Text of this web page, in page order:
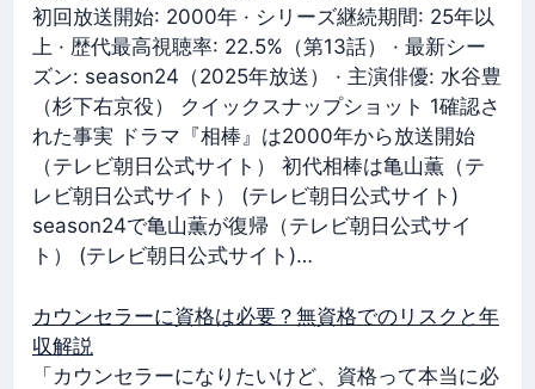
初回放送開始: 2000年 · シリーズ継続期間: 25年以
上 · 歴代最高視聴率: 22.5%（第13話） · 最新シー
ズン: season24（2025年放送） · 主演俳優: 水谷豊
（杉下右京役） クイックスナップショット 1確認さ
れた事実 ドラマ『相棒』は2000年から放送開始
（テレビ朝日公式サイト） 初代相棒は亀山薫（テ
レビ朝日公式サイト） (テレビ朝日公式サイト)
season24で亀山薫が復帰（テレビ朝日公式サイ
ト） (テレビ朝日公式サイト)…
カウンセラーに資格は必要？無資格でのリスクと年
収解説
「カウンセラーになりたいけど、資格って本当に必